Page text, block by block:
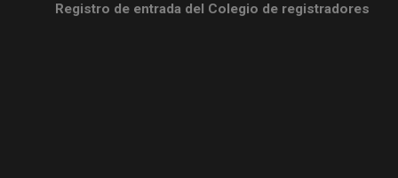
Registro de entrada del Colegio de registradores